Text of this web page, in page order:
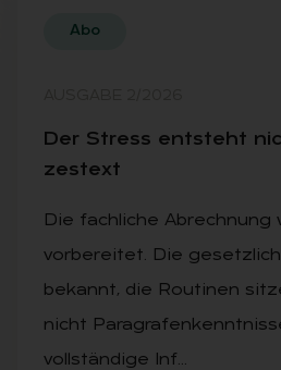
Abo
Der Stress ent­steht
zes­text
Die fachliche Abrechnung
vorbereitet. Die
bekannt, die Routinen
nicht
vollständige Inf…